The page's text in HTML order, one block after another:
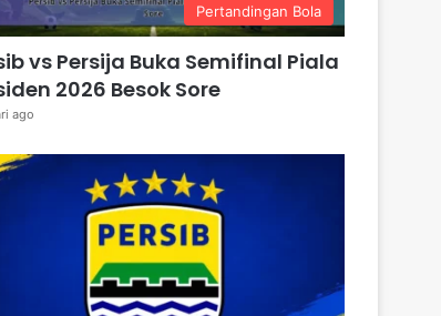
Pertandingan Bola
vs Persija Buka Semifinal Piala
2026 Besok Sore
ago